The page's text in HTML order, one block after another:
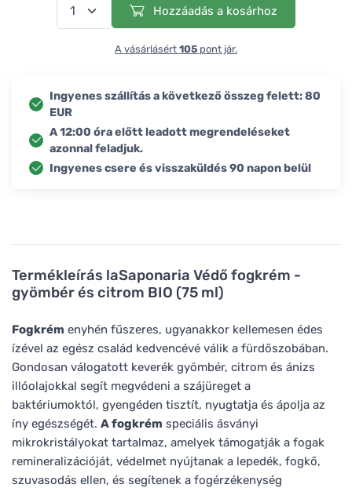
Termékleírás laSaponaria Védő fogkrém -
gyömbér és citrom BIO (75 ml)
Fogkrém enyhén fűszeres, ugyanakkor kellemesen édes
ízével az egész család kedvencévé válik a fürdőszobában.
Gondosan válogatott keverék gyömbér, citrom és ánizs
illóolajokkal segít megvédeni a szájüreget a
baktériumoktól, gyengéden tisztít, nyugtatja és ápolja az
íny egészségét. A fogkrém speciális ásványi
mikrokristályokat tartalmaz, amelyek támogatják a fogak
remineralizációját, védelmet nyújtanak a lepedék, fogkő,
szuvasodás ellen, és segítenek a fogérzékenység
Hozzáadás a kosárhoz
A vásárlásért 105 pont jár.
Ingyenes szállítás a következő összeg felett: 80
EUR
A 12:00 óra előtt leadott megrendeléseket
azonnal feladjuk.
Ingyenes csere és visszaküldés 90 napon belül